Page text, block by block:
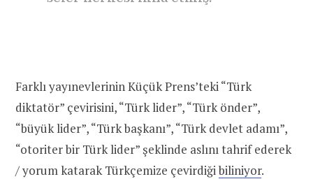
Farklı yayınevlerinin Küçük Prens’teki “Türk
diktatör” çevirisini, “Türk lider”, “Türk önder”,
“büyük lider”, “Türk başkanı”, “Türk devlet adamı”,
“otoriter bir Türk lider” şeklinde aslını tahrif ederek
/ yorum katarak Türkçemize çevirdiğibiliniyor.